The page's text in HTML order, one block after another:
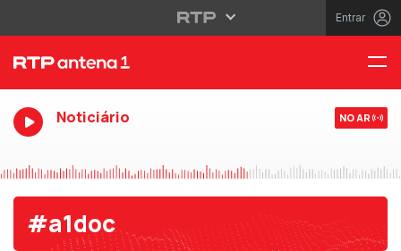
Entrar
Noticiário NO AR
#a1doc